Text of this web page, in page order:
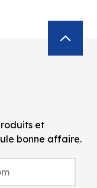
et
bonne affaire.